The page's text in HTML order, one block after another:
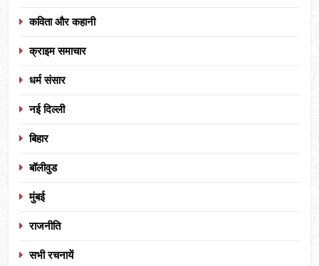
कविता और कहानी
क्राइम समाचार
धर्म संसार
नई दिल्ली
बिहार
बॉलीवुड
मुंबई
राजनीति
सभी रचनायें